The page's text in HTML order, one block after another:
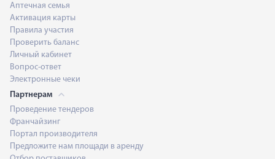
Аптечная семья
Активация карты
Правила участия
Проверить баланс
Личный кабинет
Вопрос-ответ
Электронные чеки
Партнерам
Проведение тендеров
Франчайзинг
Портал производителя
Предложите нам площади в аренду